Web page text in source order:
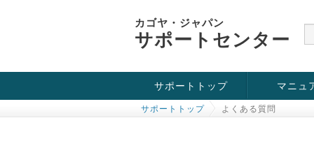
カゴヤ・ジャパン
サポートセンター
サポートトップ
お役立ち情報
チュートリアル
障害・メンテナンス情報
マニュ
サポートトップ よくある質問